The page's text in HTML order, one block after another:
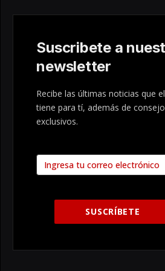
Suscribete a
newsletter
Recibe las últimas noticias que
tiene para tí, además de
exclusivos.